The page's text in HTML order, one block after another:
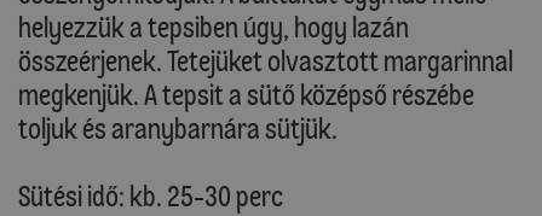
helyezzük a tepsiben úgy, hogy lazán
összeérjenek. Tetejüket olvasztott margarinnal
megkenjük. A tepsit a sütő középső részébe
toljuk és aranybarnára sütjük.
Sütési idő: kb. 25-30 perc